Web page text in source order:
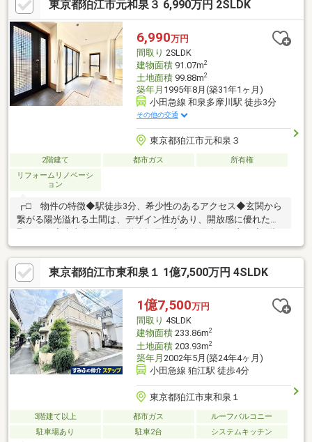
CENTURY21住新センターではきめ細やかなサービスで安心のサポ
ート体制を敷いております。■お客様の暮らしにあったご提案■■
経験豊富な知識を持つローンアドバイザースタッフ多数■■小さな
お子様や、お仕事でご多忙のお客様にも安心の無料送迎サービス
東京都狛江市元和泉３ 6,990万円 2SLDK
6,990万円
間取り 2SLDK
建物面積91.07m2
土地面積99.88m2
築年月 1995年8月(築31年1ヶ月)
小田急線 和泉多摩川駅 徒歩3分
その他の交通
東京都狛江市元和泉３
2階建て 都市ガス
所有権
リフォームリノベーシ
ョン
┏□ 物件の特徴◆駅徒歩3分、希少性のあるアクセス◆玄関から
繋がる陽光溢れる土間は、デザイン性があり、開放感に優れた間
は事務所、教室としてもご活用頂けます◆ 近隣商業地域、広告効
果のある立地です◆1階階段下にはトランクルーム、2つの納戸に
加え、小屋裏収納も完備。居住空間を常にすっきりと保てる収納
の多い住戸です◆ 容積率200％、 3階建ての建築も可能な地域で
す※将来的に二世帯住宅、アパート、事務所、店舗兼住宅にも適
した土地です。プラン作成も賜ります店舗や事務所を兼ねる際に
「看板効果」が高く、視認性の高い立地です
東京都狛江市東和泉１ 1億7,500万円 4SLDK
1億7,500万円
間取り 4SLDK
建物面積233.86m2
土地面積203.93m2
築年月 2002年5月(築24年4ヶ月)
小田急線 狛江駅 徒歩4分
東京都狛江市東和泉１
3階建て以上 都市ガス
ルーフバルコニー
駐車場あり
駐車2台 システムキッチン